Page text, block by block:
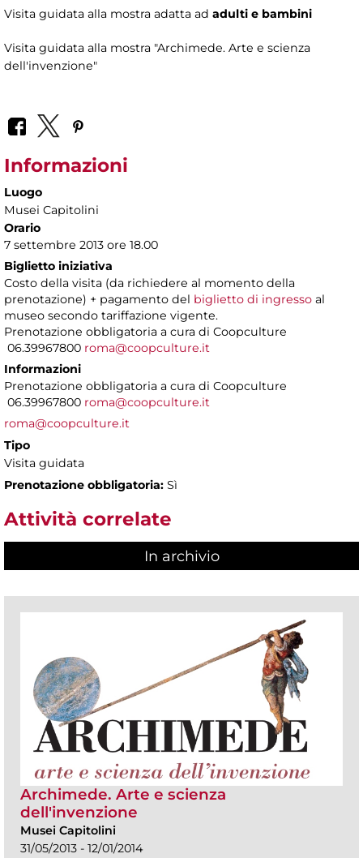
Visita guidata alla mostra adatta ad adulti e bambini
Visita guidata alla mostra "Archimede. Arte e scienza
dell'invenzione"
Informazioni
Luogo
Musei Capitolini
Orario
7 settembre 2013 ore 18.00
Biglietto iniziativa
Costo della visita (da richiedere al momento della
prenotazione) + pagamento del biglietto di ingresso al
museo secondo tariffazione vigente.
Prenotazione obbligatoria a cura di Coopculture
06.39967800 roma@coopculture.it
Informazioni
Prenotazione obbligatoria a cura di Coopculture
06.39967800 roma@coopculture.it
roma@coopculture.it
Tipo
Visita guidata
Prenotazione obbligatoria: Sì
Attività correlate
In archivio
Archimede. Arte e scienza
dell'invenzione
Musei Capitolini
31/05/2013 - 12/01/2014